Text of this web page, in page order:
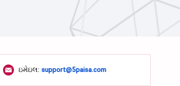
ઇમેઇલ:support@5paisa.com